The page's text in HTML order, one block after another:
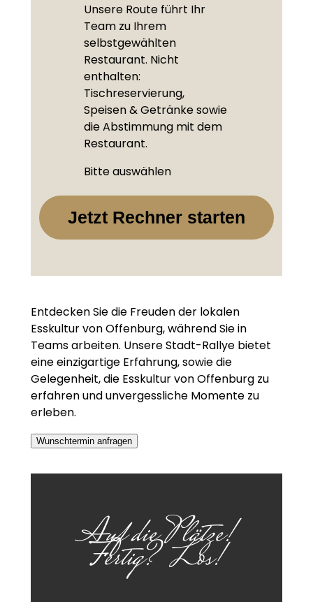
Unsere Route führt Ihr
Team zu Ihrem
selbstgewählten
Restaurant. Nicht
enthalten:
Tischreservierung,
Speisen & Getränke sowie
die Abstimmung mit dem
Restaurant.
Bitte auswählen
Jetzt Rechner starten
Entdecken Sie die Freuden der lokalen
Esskultur von Offenburg, während Sie in
Teams arbeiten. Unsere Stadt-Rallye bietet
eine einzigartige Erfahrung, sowie die
Gelegenheit, die Esskultur von Offenburg zu
erfahren und unvergessliche Momente zu
erleben.
Wunschtermin anfragen
Auf die Plätze!
Fertig? Los!